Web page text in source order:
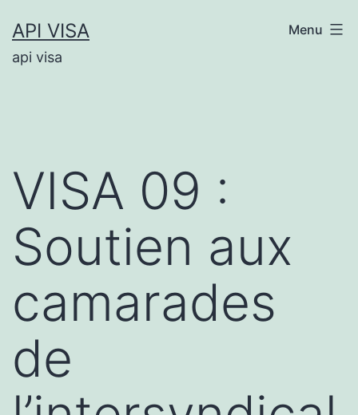
au
contenu
API VISA
api visa
Menu
VISA 09 :
Soutien aux
camarades
de